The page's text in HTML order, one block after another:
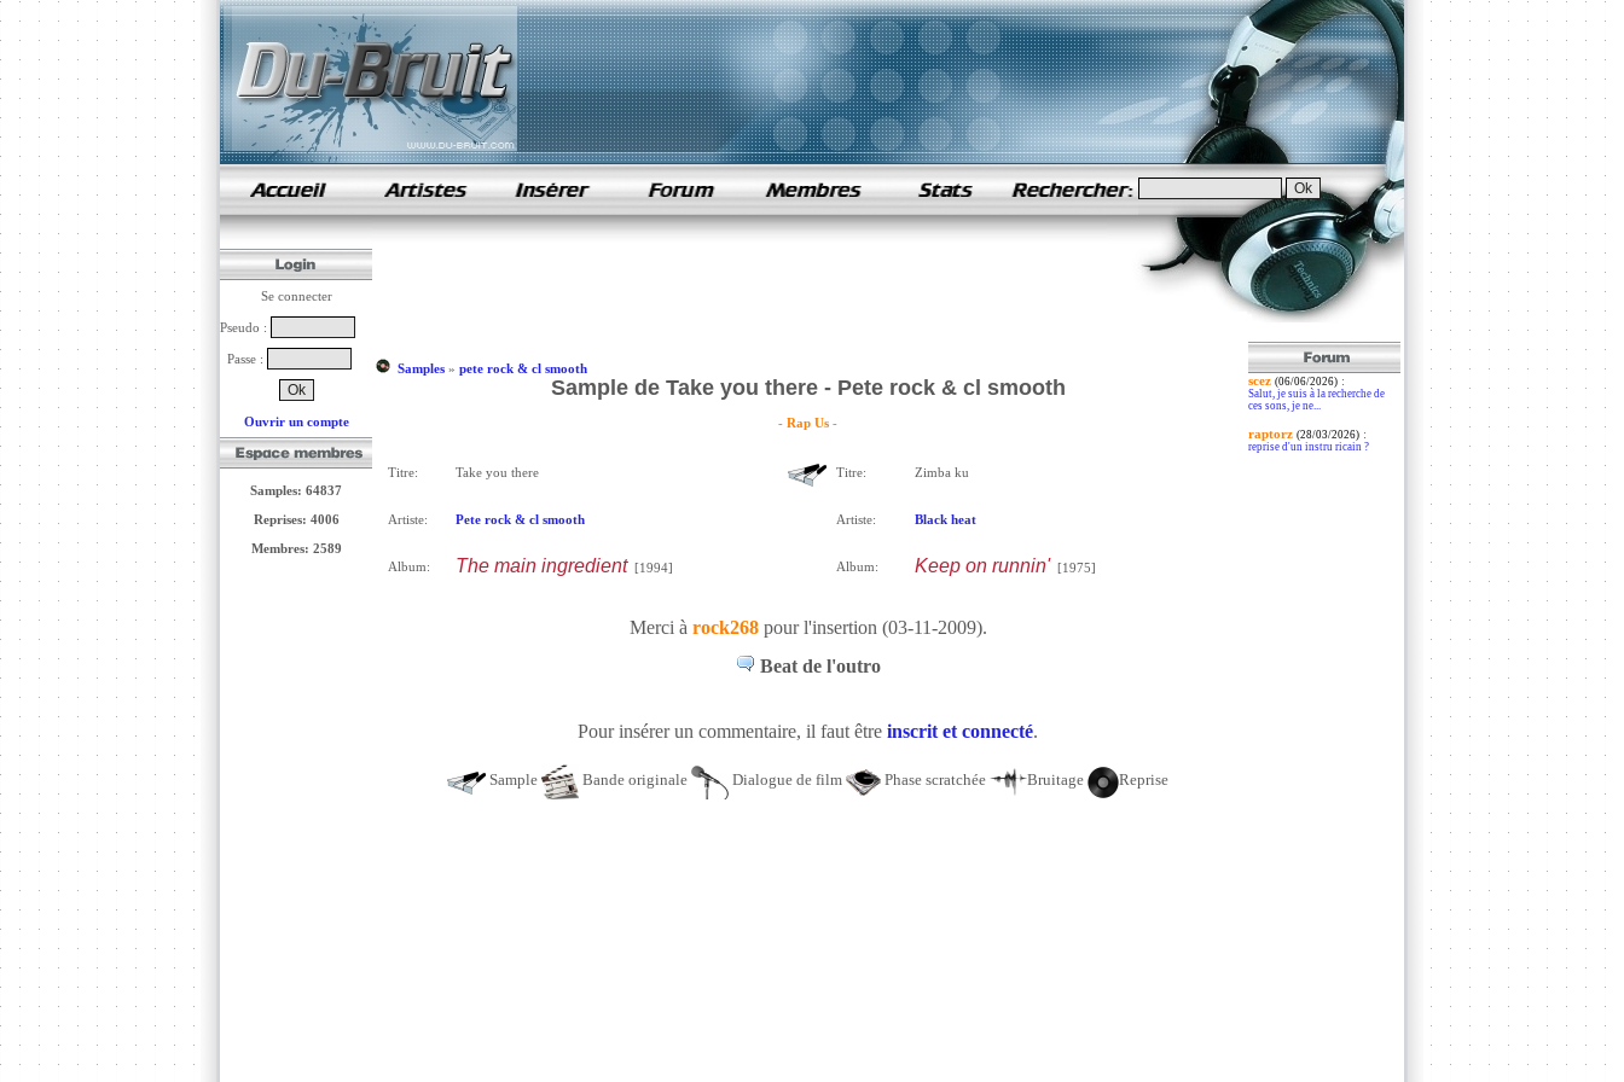
samples de rap
Se connecter
Pseudo :
Passe :
Ouvrir un compte
Samples: 64837
Reprises: 4006
Membres: 2589
Samples» pete rock & cl smooth
Sample de Take you there - Pete rock & cl smooth
- Rap Us -
Titre: Take you there
Artiste: Pete rock & cl smooth
Album: The main ingredient[1994]
Titre: Zimba ku
Artiste: Black heat
Album: Keep on runnin' [1975]
Merci à rock268pour l'insertion (03-11-2009).
Beat de l'outro
Pour insérer un commentaire, il faut être inscrit et connecté.
Sample Bande originale Dialogue de film Phase scratchée Bruitage Reprise
scez (06/06/2026):
Salut, je suis à la recherche de
ces sons, je ne...
raptorz (28/03/2026):
reprise d'un instru ricain ?